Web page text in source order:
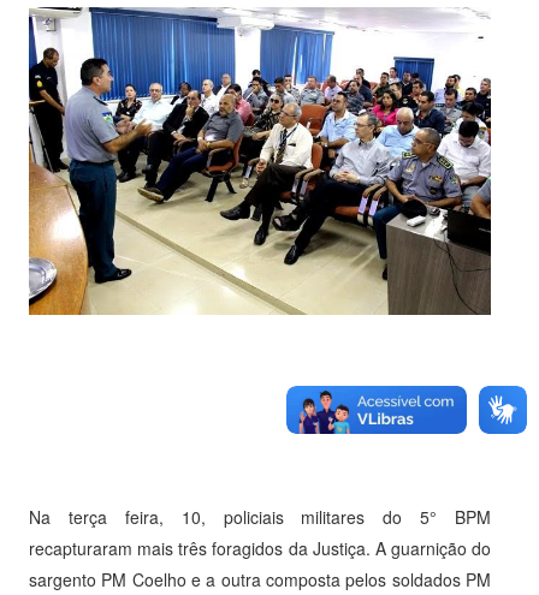
Na terça feira, 10, policiais militares do 5° BPM
recapturaram mais três foragidos da Justiça. A guarnição do
sargento PM Coelho e a outra composta pelos soldados PM